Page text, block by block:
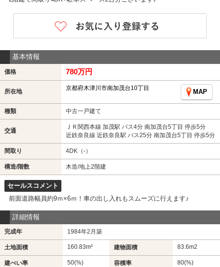
基本情報
価格 780万円
所在地 京都府木津川市南加茂台10丁目
MAP
種類 中古一戸建て
交通
ＪＲ関西本線 加茂駅 バス4分 南加茂台5丁目 停歩5分
近鉄奈良線 近鉄奈良駅 バス25分 南加茂台5丁目 停歩5分
間取り 4DK（-）
構造/階数 木造/地上2階建
セールスコメント
前面道路幅員約9ｍ×6ｍ！車の出し入れもスムーズに行えます♪
詳細情報
完成年 1984年2月築
土地面積 160.83m² 建物面積 83.6m2
建ぺい率 50(%) 容積率 80(%)